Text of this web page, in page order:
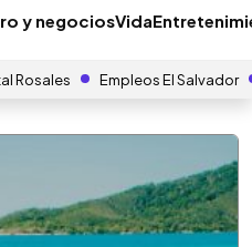
y negociosVida
Rosales Empleos El Salvador